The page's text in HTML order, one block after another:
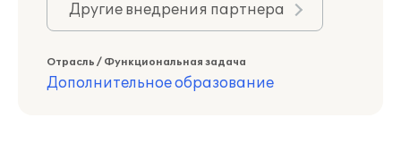
Другие внедрения партнера
Отрасль / Функциональная задача
Дополнительное образование